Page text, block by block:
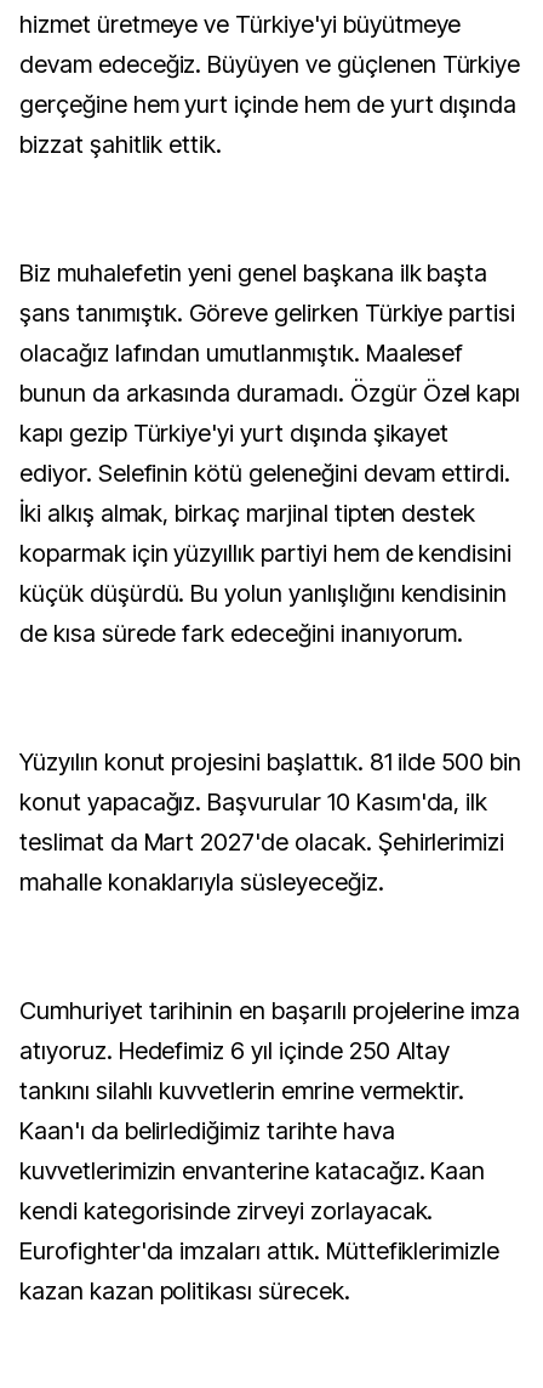
hizmet üretmeye ve Türkiye'yi büyütmeye
devam edeceğiz. Büyüyen ve güçlenen Türkiye
gerçeğine hem yurt içinde hem de yurt dışında
bizzat şahitlik ettik.
Biz muhalefetin yeni genel başkana ilk başta
şans tanımıştık. Göreve gelirken Türkiye partisi
olacağız lafından umutlanmıştık. Maalesef
bunun da arkasında duramadı. Özgür Özel kapı
kapı gezip Türkiye'yi yurt dışında şikayet
ediyor. Selefinin kötü geleneğini devam ettirdi.
İki alkış almak, birkaç marjinal tipten destek
koparmak için yüzyıllık partiyi hem de kendisini
küçük düşürdü. Bu yolun yanlışlığını kendisinin
de kısa sürede fark edeceğini inanıyorum.
Yüzyılın konut projesini başlattık. 81 ilde 500 bin
konut yapacağız. Başvurular 10 Kasım'da, ilk
teslimat da Mart 2027'de olacak. Şehirlerimizi
mahalle konaklarıyla süsleyeceğiz.
Cumhuriyet tarihinin en başarılı projelerine imza
atıyoruz. Hedefimiz 6 yıl içinde 250 Altay
tankını silahlı kuvvetlerin emrine vermektir.
Kaan'ı da belirlediğimiz tarihte hava
kuvvetlerimizin envanterine katacağız. Kaan
kendi kategorisinde zirveyi zorlayacak.
Eurofighter'da imzaları attık. Müttefiklerimizle
kazan kazan politikası sürecek.